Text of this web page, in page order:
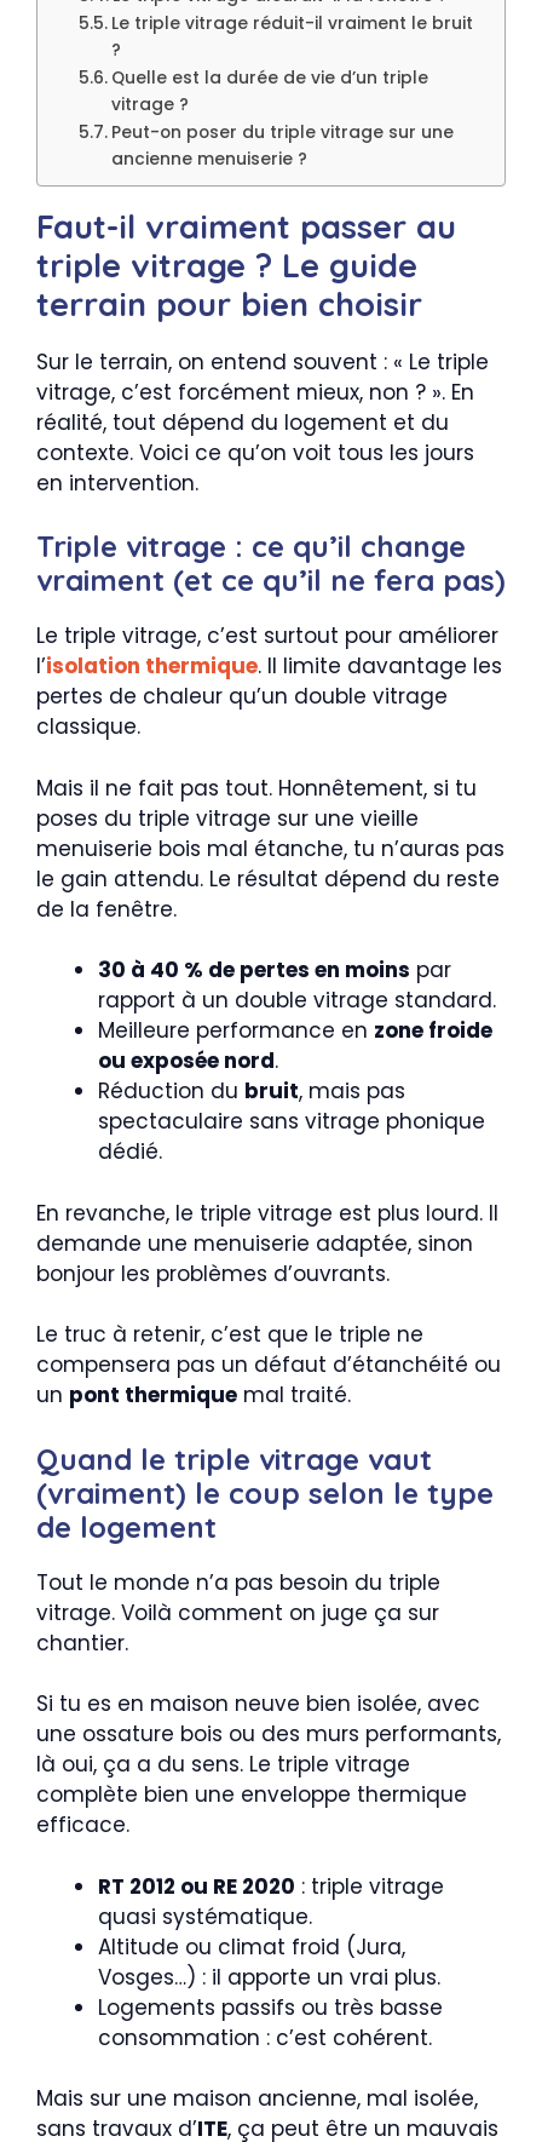
Le triple vitrage réduit-il vraiment le bruit
?
Quelle est la durée de vie d’un triple
vitrage ?
Peut-on poser du triple vitrage sur une
ancienne menuiserie ?
Faut-il vraiment passer au
triple vitrage ? Le guide
terrain pour bien choisir
Sur le terrain, on entend souvent : « Le triple
vitrage, c’est forcément mieux, non ? ». En
réalité, tout dépend du logement et du
contexte. Voici ce qu’on voit tous les jours
en intervention.
Triple vitrage : ce qu’il change
vraiment (et ce qu’il ne fera pas)
Le triple vitrage, c’est surtout pour améliorer
l’isolation thermique. Il limite davantage les
pertes de chaleur qu’un double vitrage
classique.
Mais il ne fait pas tout. Honnêtement, si tu
poses du triple vitrage sur une vieille
menuiserie bois mal étanche, tu n’auras pas
le gain attendu. Le résultat dépend du reste
de la fenêtre.
30 à 40 % de pertes en moins par
rapport à un double vitrage standard.
Meilleure performance en zone froide
ou exposée nord.
Réduction du bruit, mais pas
spectaculaire sans vitrage phonique
dédié.
En revanche, le triple vitrage est plus lourd. Il
demande une menuiserie adaptée, sinon
bonjour les problèmes d’ouvrants.
Le truc à retenir, c’est que le triple ne
compensera pas un défaut d’étanchéité ou
un pont thermique mal traité.
Quand le triple vitrage vaut
(vraiment) le coup selon le type
de logement
Tout le monde n’a pas besoin du triple
vitrage. Voilà comment on juge ça sur
chantier.
Si tu es en maison neuve bien isolée, avec
une ossature bois ou des murs performants,
là oui, ça a du sens. Le triple vitrage
complète bien une enveloppe thermique
efficace.
RT 2012 ou RE 2020 : triple vitrage
quasi systématique.
Altitude ou climat froid (Jura,
Vosges…) : il apporte un vrai plus.
Logements passifs ou très basse
consommation : c’est cohérent.
Mais sur une maison ancienne, mal isolée,
sans travaux d’ITE, ça peut être un mauvais